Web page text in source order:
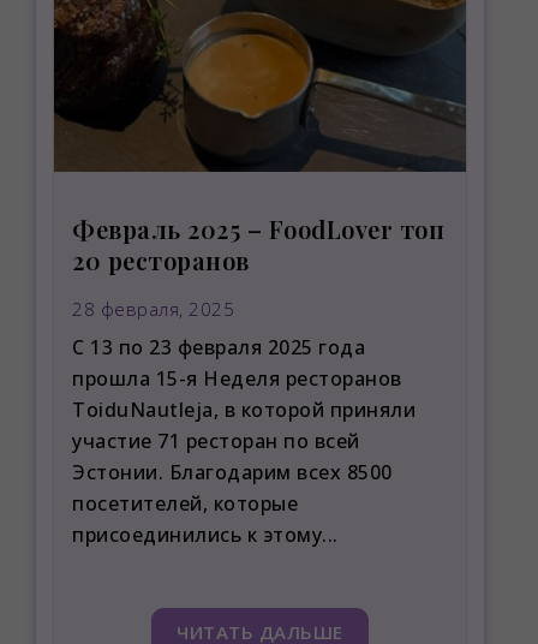
Февраль 2025 – FoodLover топ
20 ресторанов
28 февраля, 2025
С 13 по 23 февраля 2025 года
прошла 15-я Неделя ресторанов
ToiduNautleja, в которой приняли
участие 71 ресторан по всей
Эстонии. Благодарим всех 8500
посетителей, которые
присоединились к этому...
ЧИТАТЬ ДАЛЬШЕ